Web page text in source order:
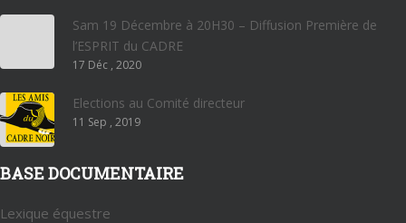
Sam 19 Décembre à 20H30 – Diffusion Première de
l’ESPRIT du CADRE
17 Déc , 2020
Elections au Comité directeur
11 Sep , 2019
BASE DOCUMENTAIRE
Lexique équestre